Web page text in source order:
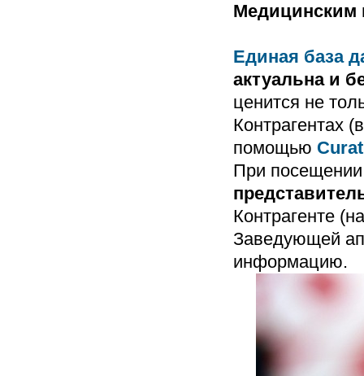
Медицинским
Единая база
актуальна и
ценится не
Контрагентах
помощью
При посещении
Контрагенте
Заведующей
информацию.